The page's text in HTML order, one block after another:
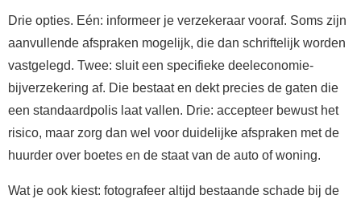
Drie opties. Eén: informeer je verzekeraar vooraf. Soms zijn
aanvullende afspraken mogelijk, die dan schriftelijk worden
vastgelegd. Twee: sluit een specifieke deeleconomie-
bijverzekering af. Die bestaat en dekt precies de gaten die
een standaardpolis laat vallen. Drie: accepteer bewust het
risico, maar zorg dan wel voor duidelijke afspraken met de
huurder over boetes en de staat van de auto of woning.
Wat je ook kiest: fotografeer altijd bestaande schade bij de